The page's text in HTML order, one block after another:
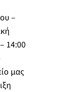
–
14:00
μας